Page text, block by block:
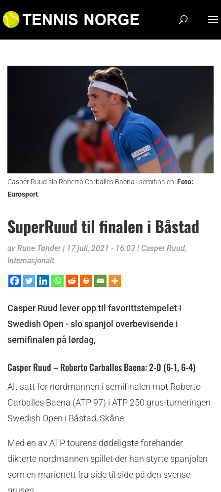
Casper Ruud slo Roberto Carballes Baena i semifinalen. Foto:
Eurosport.
SuperRuud til finalen i Båstad
av Rune Tønder| 17 juli, 2021 - 16:03 | Casper Ruud,
Internasjonalt
Casper Ruud lever opp til favorittstempelet i
Swedish Open - slo spanjol overbevisende i
semifinalen på lørdag,
Casper Ruud – Roberto Carballes Baena: 2-0 (6-1, 6-4)
Alt satt for nordmannen i semifinalen mot Roberto
Carballes Baena (ATP 97) i ATP 250 grus-turneringen
Swedish Open i Båstad, Skåne.
Med en av ATP tourens dødeligste forehander
dikterte nordmannen spillet der han styrte spanjolen
som en marionett fra side til side på den svense